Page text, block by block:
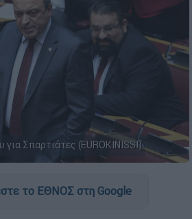
Σπαρτιάτες (EUROKINISSI)
το ΕΘΝΟΣ στη Google